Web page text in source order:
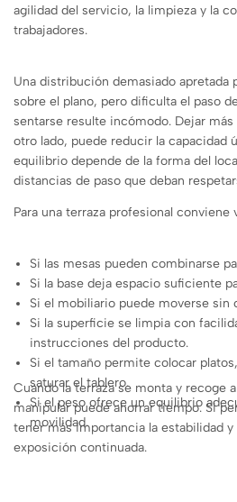
agilidad del servicio, la limpieza y la
trabajadores.
Una distribución demasiado apretada
sobre el plano, pero dificulta el paso
sentarse resulte incómodo. Dejar
otro lado, puede reducir la capacidad
equilibrio depende de la forma del
distancias de paso que deban
Para una terraza profesional conviene
Si las mesas pueden combinarse
Si la base deja espacio suficiente
Si el mobiliario puede moverse sin
Si la superficie se limpia con
instrucciones del producto.
Si el tamaño permite colocar
saturar el tablero.
Si el peso ofrece un equilibrio
movilidad.
Cuando la terraza se monta y recoge
manipular puede ahorrar tiempo. Si
tener más importancia la estabilidad
exposición continuada.